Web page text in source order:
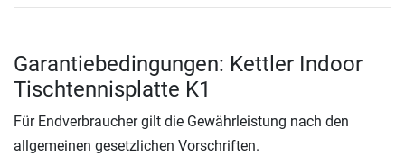
Garantiebedingungen: Kettler Indoor
Tischtennisplatte K1
Für Endverbraucher gilt die Gewährleistung nach den
allgemeinen gesetzlichen Vorschriften.